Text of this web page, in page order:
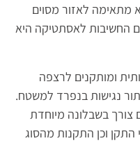
לאזור מסוים
החשיבות לאסתטיקה היא
ומותקנים לרצפה
נגישות בנפרד למשטח.
צורך בשבלונה מיוחדת
וכן התקנות מהסוג